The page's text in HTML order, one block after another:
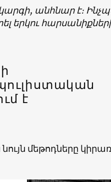
անհնար է։
երկու
է
մեթոդները